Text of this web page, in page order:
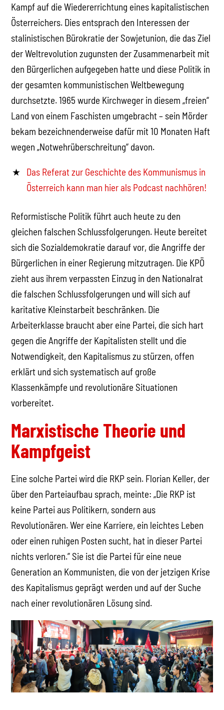
Kampf auf die Wiedererrichtung eines kapitalistischen
Österreichers. Dies entsprach den Interessen der
stalinistischen Bürokratie der Sowjetunion, die das Ziel
der Weltrevolution zugunsten der Zusammenarbeit mit
den Bürgerlichen aufgegeben hatte und diese Politik in
der gesamten kommunistischen Weltbewegung
durchsetzte. 1965 wurde Kirchweger in diesem „freien“
Land von einem Faschisten umgebracht – sein Mörder
bekam bezeichnenderweise dafür mit 10 Monaten Haft
wegen „Notwehrüberschreitung“ davon.
Das Referat zur Geschichte des Kommunismus in
Österreich kann man hier als Podcast nachhören!
Reformistische Politik führt auch heute zu den
gleichen falschen Schlussfolgerungen. Heute bereitet
sich die Sozialdemokratie darauf vor, die Angriffe der
Bürgerlichen in einer Regierung mitzutragen. Die KPÖ
zieht aus ihrem verpassten Einzug in den Nationalrat
die falschen Schlussfolgerungen und will sich auf
karitative Kleinstarbeit beschränken. Die
Arbeiterklasse braucht aber eine Partei, die sich hart
gegen die Angriffe der Kapitalisten stellt und die
Notwendigkeit, den Kapitalismus zu stürzen, offen
erklärt und sich systematisch auf große
Klassenkämpfe und revolutionäre Situationen
vorbereitet.
Marxistische Theorie und
Kampfgeist
Eine solche Partei wird die RKP sein. Florian Keller, der
über den Parteiaufbau sprach, meinte: „Die RKP ist
keine Partei aus Politikern, sondern aus
Revolutionären. Wer eine Karriere, ein leichtes Leben
oder einen ruhigen Posten sucht, hat in dieser Partei
nichts verloren.” Sie ist die Partei für eine neue
Generation an Kommunisten, die von der jetzigen Krise
des Kapitalismus geprägt werden und auf der Suche
nach einer revolutionären Lösung sind.